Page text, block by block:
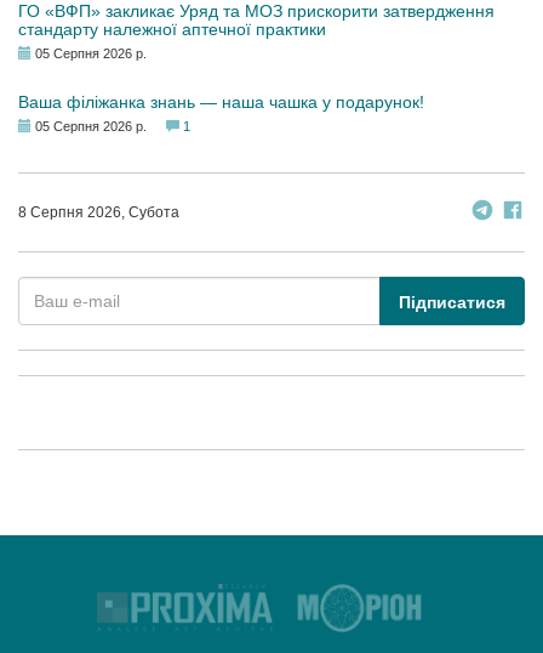
ГО «ВФП» закликає Уряд та МОЗ прискорити затвердження
стандарту належної аптечної практики
05 Серпня 2026 р.
Ваша філіжанка знань — наша чашка у подарунок!
05 Серпня 2026 р. 1
8 Серпня 2026, Субота
Підписатися